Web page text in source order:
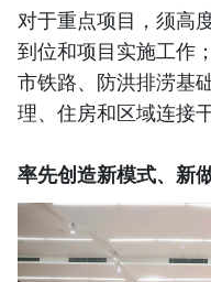
对于重点项目，须高
到位和项目实施工作
市铁路、防洪排涝基
理、住房和区域连接
率先创造新模式、新